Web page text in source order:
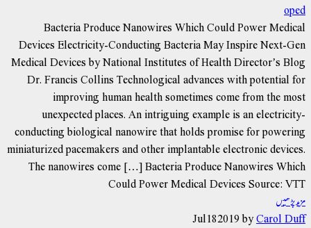
oped
Bacteria Produce Nanowires Which Could Power Medical
Devices Electricity-Conducting Bacteria May Inspire Next-Gen
Medical Devices by National Institutes of Health Director’s Blog
Dr. Francis Collins Technological advances with potential for
improving human health sometimes come from the most
unexpected places. An intriguing example is an electricity-
conducting biological nanowire that holds promise for powering
miniaturized pacemakers and other implantable electronic devices.
The nanowires come […] Bacteria Produce Nanowires Which
Could Power Medical Devices Source: VTT
مزید پڑھیں
Jul182019 byCarol Duff